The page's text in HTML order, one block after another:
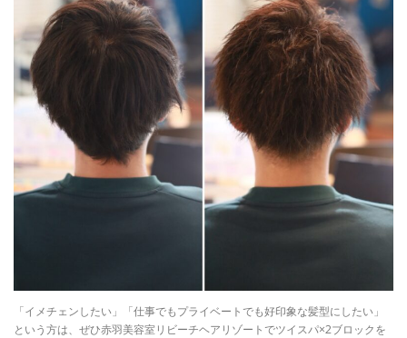
「イメチェンしたい」「仕事でもプライベートでも好印象な髪型にしたい」
という方は、ぜひ赤羽美容室リビーチヘアリゾートでツイスパ×2ブロックを